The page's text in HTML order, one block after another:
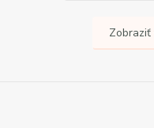
Zobraziť